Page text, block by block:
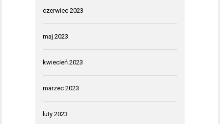
czerwiec 2023
maj 2023
kwiecień 2023
marzec 2023
luty 2023